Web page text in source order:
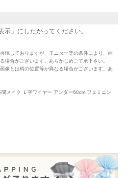
」にしたがってください。
現しておりますが、モニター等の条件により、画
場合がございます。あらかじめご了承下さい。
像とは柄の位置等が異なる場合がございます。あ
メイク Ｌ字ワイヤー アンダー60cm フェミニン